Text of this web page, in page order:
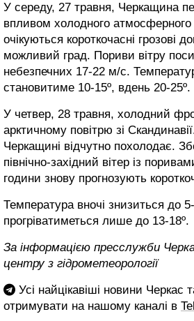
У середу, 27 травня, Черкащина
впливом холодного
очікуються короткочасні грозові
можливий град. Пориви вітру
небезпечних 17-22 м/с.
становитиме 10-15º, вдень 20-25º.
У четвер, 28 травня, холодний
арктичному повітрю зі
Черкащині відчутно похолодає.
північно-західний вітер із
години знову прогнозують
Температура вночі знизиться до
прогріватиметься лише до 13-18º.
За інформацією пресслужби
центру з гідрометеорології
Усі найцікавіші новини Черкас
отримувати на нашому каналі в